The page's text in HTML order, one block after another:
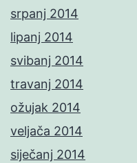
srpanj 2014
lipanj 2014
svibanj 2014
travanj 2014
ožujak 2014
veljača 2014
siječanj 2014